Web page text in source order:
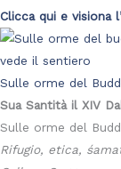
Clicca qui e visiona
Sulle orme del
Sua Santità il XIV
Sulle orme del
Rifugio, etica,